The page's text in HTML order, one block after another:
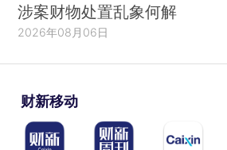
涉案财物处置乱象何解
2026年08月06日
财新移动